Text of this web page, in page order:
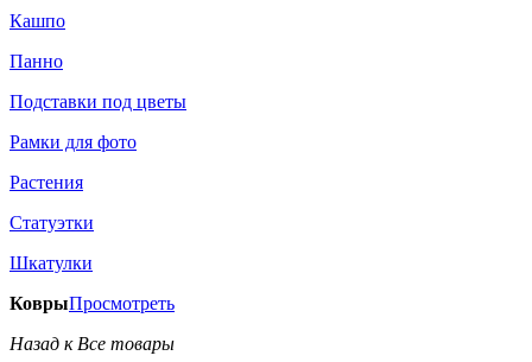
Кашпо
Панно
Подставки под цветы
Рамки для фото
Растения
Статуэтки
Шкатулки
КоврыПросмотреть
Назад к Все товары